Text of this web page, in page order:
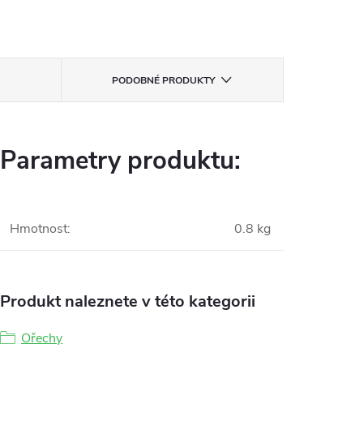
PODOBNÉ PRODUKTY
Parametry produktu:
Hmotnost: 0.8 kg
Produkt naleznete v této kategorii
Ořechy